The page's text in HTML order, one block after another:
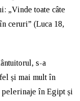
„Vinde toate câte
ceruri” (Luca 18,
s-a
și mai mult în
pelerinaje în Egipt și